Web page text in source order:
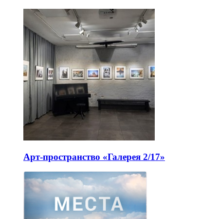
Арт-пространство «Галерея 2/17»